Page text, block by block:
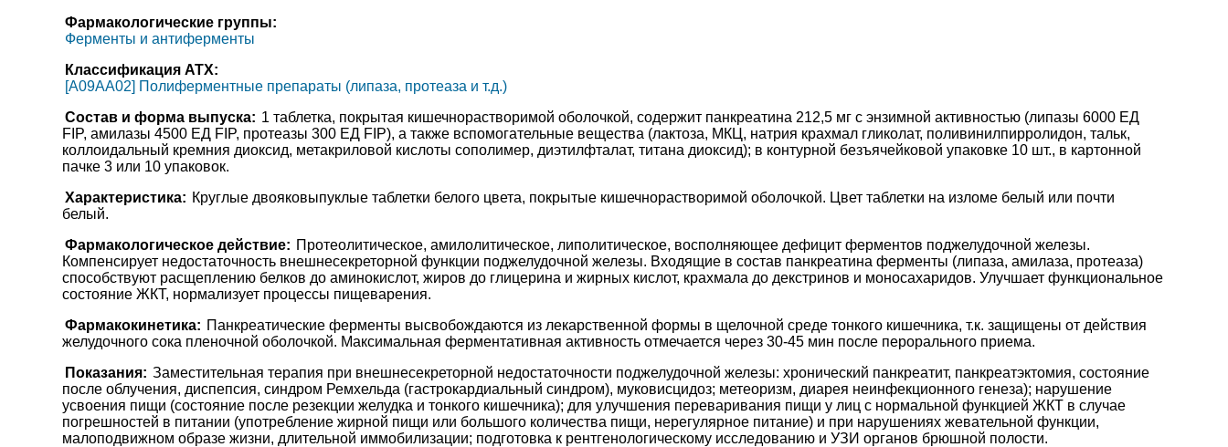
Фармакологические группы:
Ферменты и антиферменты
Классификация АТХ:
[A09AA02] Полиферментные препараты (липаза, протеаза и т.д.)
Состав и форма выпуска: 1 таблетка, покрытая кишечнорастворимой оболочкой, содержит панкреатина 212,5 мг с энзимной активностью (липазы 6000 ЕД
FIP, амилазы 4500 ЕД FIP, протеазы 300 ЕД FIP), а также вспомогательные вещества (лактоза, МКЦ, натрия крахмал гликолат, поливинилпирролидон, тальк,
коллоидальный кремния диоксид, метакриловой кислоты сополимер, диэтилфталат, титана диоксид); в контурной безъячейковой упаковке 10 шт., в картонной
пачке 3 или 10 упаковок.
Характеристика: Круглые двояковыпуклые таблетки белого цвета, покрытые кишечнорастворимой оболочкой. Цвет таблетки на изломе белый или почти
белый.
Фармакологическое действие: Протеолитическое, амилолитическое, липолитическое, восполняющее дефицит ферментов поджелудочной железы.
Компенсирует недостаточность внешнесекреторной функции поджелудочной железы. Входящие в состав панкреатина ферменты (липаза, амилаза, протеаза)
способствуют расщеплению белков до аминокислот, жиров до глицерина и жирных кислот, крахмала до декстринов и моносахаридов. Улучшает функциональное
состояние ЖКТ, нормализует процессы пищеварения.
Фармакокинетика: Панкреатические ферменты высвобождаются из лекарственной формы в щелочной среде тонкого кишечника, т.к. защищены от действия
желудочного сока пленочной оболочкой. Максимальная ферментативная активность отмечается через 30-45 мин после перорального приема.
Показания: Заместительная терапия при внешнесекреторной недостаточности поджелудочной железы: хронический панкреатит, панкреатэктомия, состояние
после облучения, диспепсия, синдром Ремхельда (гастрокардиальный синдром), муковисцидоз; метеоризм, диарея неинфекционного генеза); нарушение
усвоения пищи (состояние после резекции желудка и тонкого кишечника); для улучшения переваривания пищи у лиц с нормальной функцией ЖКТ в случае
погрешностей в питании (употребление жирной пищи или большого количества пищи, нерегулярное питание) и при нарушениях жевательной функции,
малоподвижном образе жизни, длительной иммобилизации; подготовка к рентгенологическому исследованию и УЗИ органов брюшной полости.